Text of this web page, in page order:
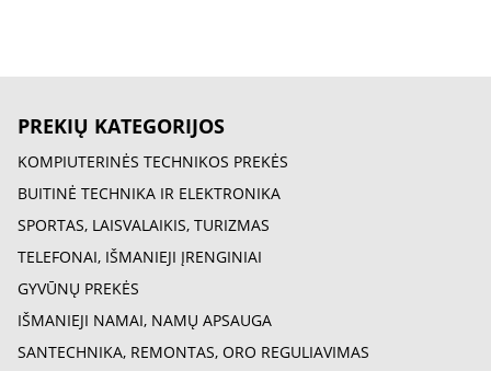
PREKIŲ KATEGORIJOS
KOMPIUTERINĖS TECHNIKOS PREKĖS
BUITINĖ TECHNIKA IR ELEKTRONIKA
SPORTAS, LAISVALAIKIS, TURIZMAS
TELEFONAI, IŠMANIEJI ĮRENGINIAI
GYVŪNŲ PREKĖS
IŠMANIEJI NAMAI, NAMŲ APSAUGA
SANTECHNIKA, REMONTAS, ORO REGULIAVIMAS